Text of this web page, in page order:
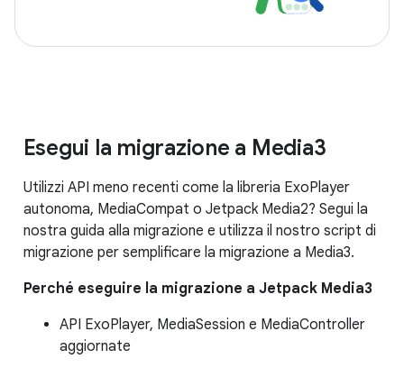
Esegui la migrazione a Media3
Utilizzi API meno recenti come la libreria ExoPlayer
autonoma, MediaCompat o Jetpack Media2? Segui la
nostra guida alla migrazione e utilizza il nostro script di
migrazione per semplificare la migrazione a Media3.
Perché eseguire la migrazione a Jetpack Media3
API ExoPlayer, MediaSession e MediaController
aggiornate